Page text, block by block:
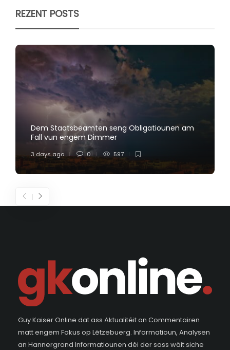
REZENT POSTS
Dem Staatsbeamten seng Obligatiounen am
Fall vun engem Dimmer
3 days ago 0 597
Guy Kaiser Online dat ass Aktualitéit an Commentairen
matt engem Fokus op Lëtzebuerg. Informatioun, Analysen
an Hannergrond Informatiounen déi der soss wäit siche